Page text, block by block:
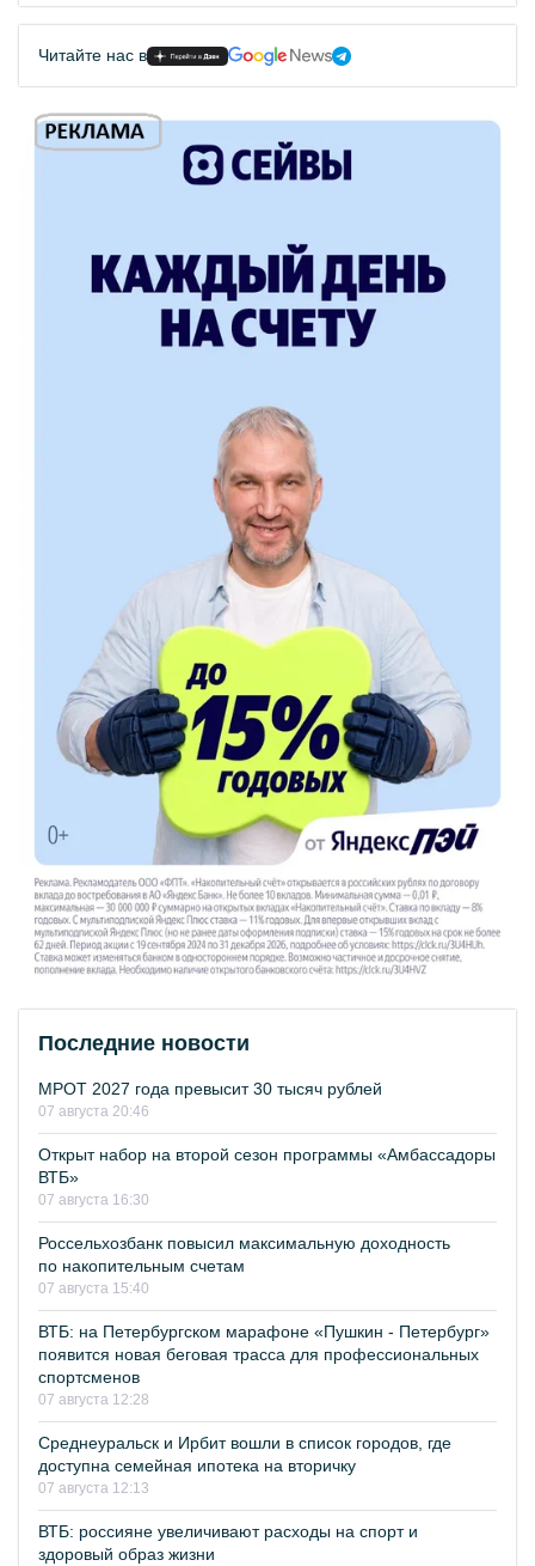
Читайте нас в
Последние новости
МРОТ 2027 года превысит 30 тысяч рублей
07 августа 20:46
Открыт набор на второй сезон программы «Амбассадоры
ВТБ»
07 августа 16:30
Россельхозбанк повысил максимальную доходность
по накопительным счетам
07 августа 15:40
ВТБ: на Петербургском марафоне «Пушкин - Петербург»
появится новая беговая трасса для профессиональных
спортсменов
07 августа 12:28
Среднеуральск и Ирбит вошли в список городов, где
доступна семейная ипотека на вторичку
07 августа 12:13
ВТБ: россияне увеличивают расходы на спорт и
здоровый образ жизни